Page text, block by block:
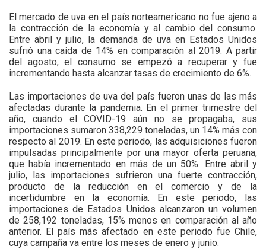
El mercado de uva en el país norteamericano no fue ajeno a
la contracción de la economía y al cambio del consumo.
Entre abril y julio, la demanda de uva en Estados Unidos
sufrió una caída de 14% en comparación al 2019. A partir
del agosto, el consumo se empezó a recuperar y fue
incrementando hasta alcanzar tasas de crecimiento de 6%.
Las importaciones de uva del país fueron unas de las más
afectadas durante la pandemia. En el primer trimestre del
año, cuando el COVID-19 aún no se propagaba, sus
importaciones sumaron 338,229 toneladas, un 14% más con
respecto al 2019. En este periodo, las adquisiciones fueron
impulsadas principalmente por una mayor oferta peruana,
que había incrementado en más de un 50%. Entre abril y
julio, las importaciones sufrieron una fuerte contracción,
producto de la reducción en el comercio y de la
incertidumbre en la economía. En este periodo, las
importaciones de Estados Unidos alcanzaron un volumen
de 258,192 toneladas, 15% menos en comparación al año
anterior. El país más afectado en este periodo fue Chile,
cuya campaña va entre los meses de enero y junio.